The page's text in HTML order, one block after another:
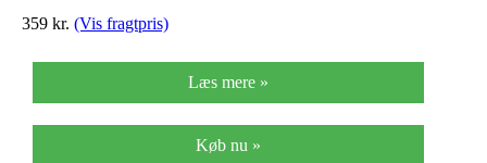
359 kr. (Vis fragtpris)
Læs mere »
Køb nu »